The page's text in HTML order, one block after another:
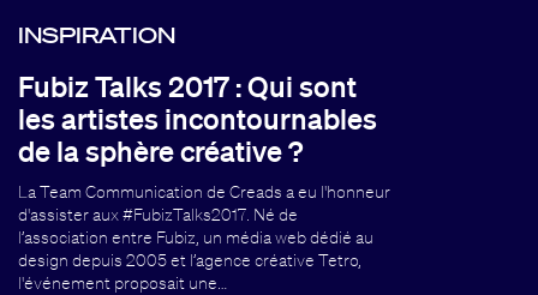
INSPIRATION
Fubiz Talks 2017 : Qui sont
les artistes incontournables
de la sphère créative ?
La Team Communication de Creads a eu l'honneur
d'assister aux #FubizTalks2017. Né de
l’association entre Fubiz, un média web dédié au
design depuis 2005 et l’agence créative Tetro,
l'événement proposait une…